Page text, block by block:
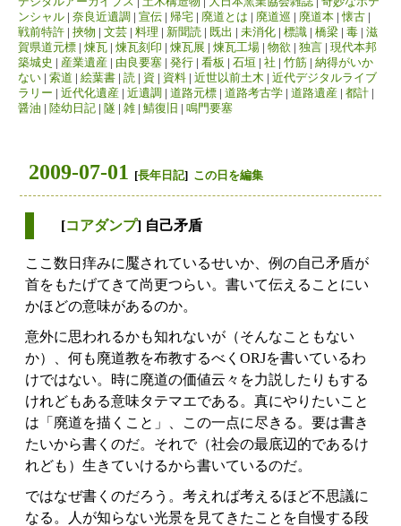
ンシャル | 奈良近遺調 | 宣伝 | 帰宅 | 廃道とは | 廃道巡 | 廃道本 |懐古 |
戦前特許 | 挾物 | 文芸 | 料理 | 新聞読 | 既出 | 未消化 | 標識 | 橋梁 | 毒 | 滋
賀県道元標 | 煉瓦 | 煉瓦刻印 | 煉瓦展 | 煉瓦工場 | 物欲 | 独言 | 現代本邦
築城史 | 産業遺産 | 由良要塞 | 発行 | 看板 | 石垣 | 社 | 竹筋 | 納得がいか
ない | 索道 | 絵葉書 | 読 | 資 | 資料 | 近世以前土木 | 近代デジタルライブ
ラリー | 近代化遺産 | 近遺調 | 道路元標 | 道路考古学 | 道路遺産 | 都計 |
醤油 | 陸幼日記 | 隧 | 雑 | 鯖復旧 | 鳴門要塞
2009-07-01 [長年日記] この日を編集
[コアダンプ] 自己矛盾
ここ数日痒みに魘されているせいか、例の自己矛盾が
首をもたげてきて尚更つらい。書いて伝えることにい
かほどの意味があるのか。
意外に思われるかも知れないが（そんなこともない
か）、何も廃道教を布教するべくORJを書いているわ
けではない。時に廃道の価値云々を力説したりもする
けれどもある意味タテマエである。真にやりたいこと
は「廃道を描くこと」、この一点に尽きる。要は書き
たいから書くのだ。それで（社会の最底辺的であるけ
れども）生きていけるから書いているのだ。
ではなぜ書くのだろう。考えれば考えるほど不思議に
なる。人が知らない光景を見てきたことを自慢する段